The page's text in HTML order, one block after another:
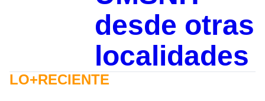
desde otras
localidades
LO+RECIENTE